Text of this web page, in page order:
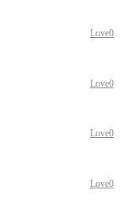
Love0
Love0
Love0
Love0